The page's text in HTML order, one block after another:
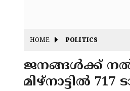
HOME POLITICS
ജനങ്ങൾക്ക്
മിഴ്നാട്ടിൽ